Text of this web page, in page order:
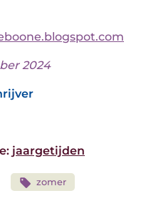
2024
jaargetijden
zomer